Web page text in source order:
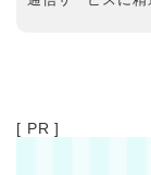
[ PR ]